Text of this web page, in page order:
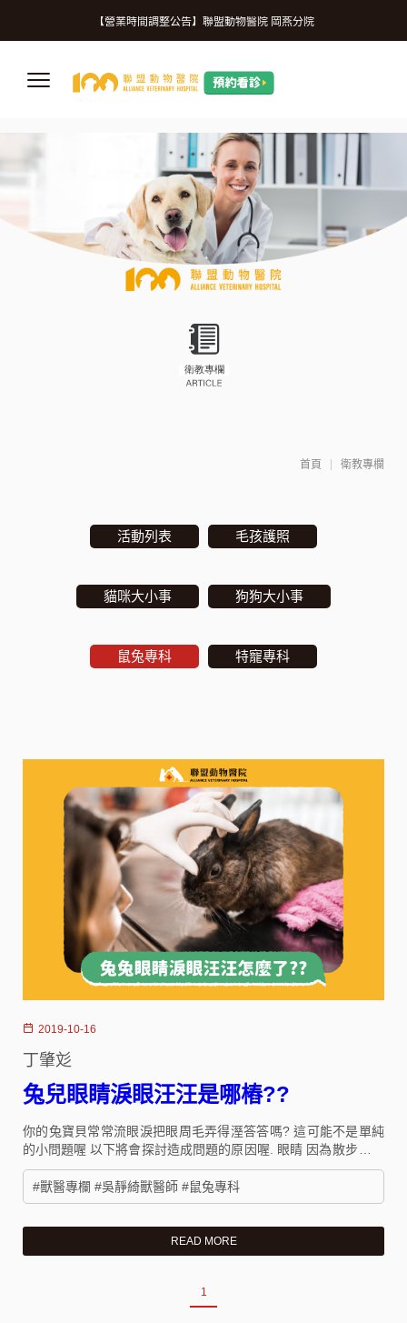
首頁 衛教專欄
活動列表 毛孩護照
貓咪大小事 狗狗大小事
鼠兔專科 特寵專科
2019-10-16
丁肇彣
兔兒眼睛淚眼汪汪是哪樁??
你的兔寶貝常常流眼淚把眼周毛弄得溼答答嗎? 這可能不是單純
的小問題喔 以下將會探討造成問題的原因喔. 眼睛 因為散步被草
或樹枝劃到造成角膜潰瘍外傷。 或是細菌或病毒感染造成的結膜
炎、角膜炎。 鼻淚管阻塞 大家有注意到嗎?我們哭的時候會流鼻
涕，這是因為我們有一個所謂的鼻淚管.動物也有鼻淚管。眼睛分
多、鼻淚管受到壓迫時或眼分泌物過於黏稠，淚液無法經鼻淚管
排出或阻塞時，就會看到眼周毛濕濕的，久而久之引起皮膚發炎
總共有28顆牙齒，上門牙有四顆、下門牙有兩顆，其他22顆都在
#獸醫專欄 #吳靜綺獸醫師 #鼠兔專科
READ MORE
1
【營業時間調整公告】聯盟動物醫院 岡燕分院
【誠摯徵才】加入我們，一起守護更多生命